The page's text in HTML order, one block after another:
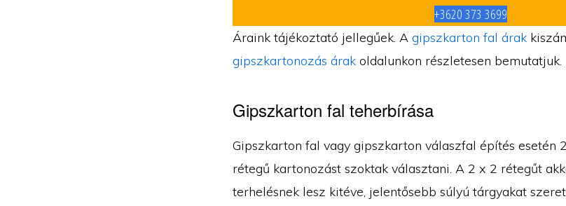
+3620 373 3699
Áraink tájékoztató jellegűek. A gipszkarton fal árak
gipszkartonozás árak oldalunkon részletesen bemutatjuk.
Gipszkarton fal teherbírása
Gipszkarton fal vagy gipszkarton válaszfal építés esetén
rétegű kartonozást szoktak választani. A 2 x 2 rétegűt
terhelésnek lesz kitéve, jelentősebb súlyú tárgyakat